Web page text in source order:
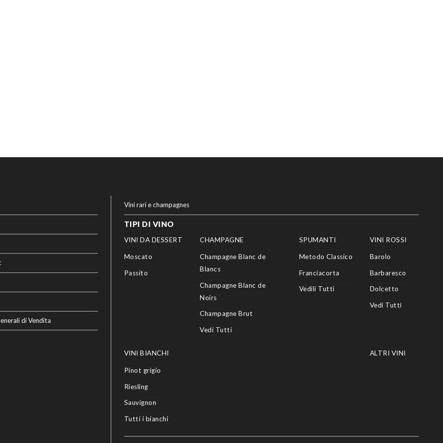
di Vendita
Vini rari e champagnes
TIPI DI VINO
VINI DA DESSERT
Moscato
Passito
CHAMPAGNE
Champagne Blanc de
Blancs
Champagne Blanc de
Noirs
Champagne Brut
Vedi Tutti
SPUMANTI
Metodo Classico
Franciacorta
Vedili Tutti
VINI ROSSI
Barolo
Barbaresco
Dolcetto
Vedi Tutti
VINI BIANCHI
Pinot grigio
Riesling
Sauvignon
Tutti i bianchi
ALTRI VINI